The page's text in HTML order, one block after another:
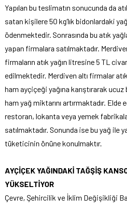
Yapılan bu teslimatın sonucunda da
satan kişilere 50 kg’lık bidonlardaki
ödenmektedir. Sonrasında bu atık
yapan firmalara satılmaktadır.
firmaların atık yağın litresine 5 TL
edilmektedir. Merdiven altı firmalar
ham ayçiçeği yağına karıştırarak
ham yağ miktarını artırmaktadır. Elde
restoran, lokanta veya yemek
satılmaktadır. Sonunda ise bu yağ ile
tüketicinin önüne konulmaktır.
AYÇİÇEK YAĞINDAKİ TAĞŞİŞ
YÜKSELTİYOR
Çevre, Şehircilik ve İklim Değişikliği